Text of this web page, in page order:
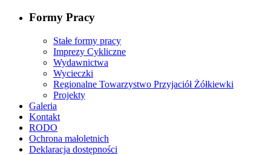
Formy Pracy
Stałe formy pracy
Imprezy Cykliczne
Wydawnictwa
Wycieczki
Regionalne Towarzystwo Przyjaciół Żółkiewki
Projekty
Galeria
Kontakt
RODO
Ochrona małoletnich
Deklaracja dostępności